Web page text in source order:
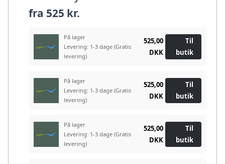
fra 525 kr.
På lager
Levering: 1-3 dage (Gratis
levering)
525,00
DKK
Til
butik
På lager
Levering: 1-3 dage (Gratis
levering)
525,00
DKK
Til
butik
På lager
Levering: 1-3 dage (Gratis
levering)
525,00
DKK
Til
butik